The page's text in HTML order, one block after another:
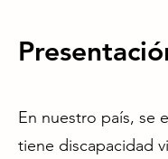
En nuestro país, se
tiene discapacidad